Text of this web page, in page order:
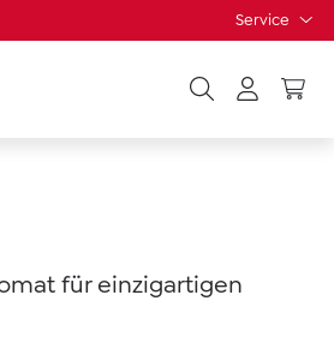
Service
für einzigartigen